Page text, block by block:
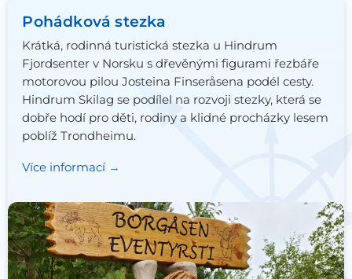
Pohádková stezka
Krátká, rodinná turistická stezka u Hindrum
Fjordsenter v Norsku s dřevěnými figurami řezbáře
motorovou pilou Josteina Finseråsena podél cesty.
Hindrum Skilag se podílel na rozvoji stezky, která se
dobře hodí pro děti, rodiny a klidné procházky lesem
poblíž Trondheimu.
Více informací